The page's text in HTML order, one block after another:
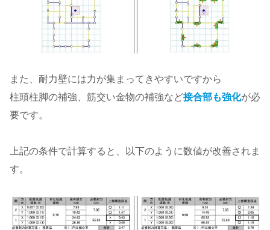
また、耐力壁には力が集まってきやすいですから
柱頭柱脚の補強、筋交い金物の補強など接合部も強化が必
要です。
上記の条件で計算すると、以下のように数値が改善されま
す。